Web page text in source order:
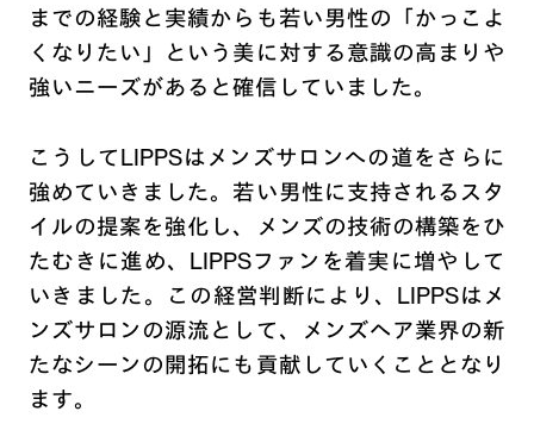
までの経験と実績からも若い男性の「かっこよ
くなりたい」という美に対する意識の高まりや
強いニーズがあると確信していました。
こうしてLIPPSはメンズサロンへの道をさらに
強めていきました。若い男性に支持されるスタ
イルの提案を強化し、メンズの技術の構築をひ
たむきに進め、LIPPSファンを着実に増やして
いきました。この経営判断により、LIPPSはメ
ンズサロンの源流として、メンズヘア業界の新
たなシーンの開拓にも貢献していくこととなり
ます。